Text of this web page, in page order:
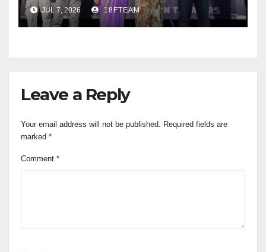
JUL 7, 2026 18FTEAM
Leave a Reply
Your email address will not be published. Required fields are
marked *
Comment *